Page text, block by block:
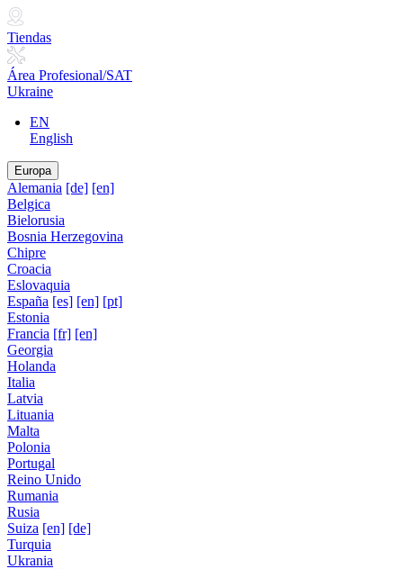
Tiendas
Área Profesional/SAT
Ukraine
EN
English
Europa
Alemania [de] [en]
Belgica
Bielorusia
Bosnia Herzegovina
Chipre
Croacia
Eslovaquia
España [es] [en] [pt]
Estonia
Francia [fr] [en]
Georgia
Holanda
Italia
Latvia
Lituania
Malta
Polonia
Portugal
Reino Unido
Rumania
Rusia
Suiza [en] [de]
Turquia
Ukrania